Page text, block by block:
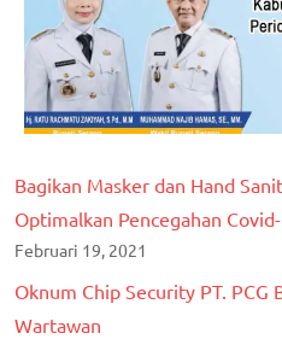
Bagikan Masker dan Hand
Optimalkan Pencegahan
Februari 19, 2021
Oknum Chip Security PT. PCG
Wartawan